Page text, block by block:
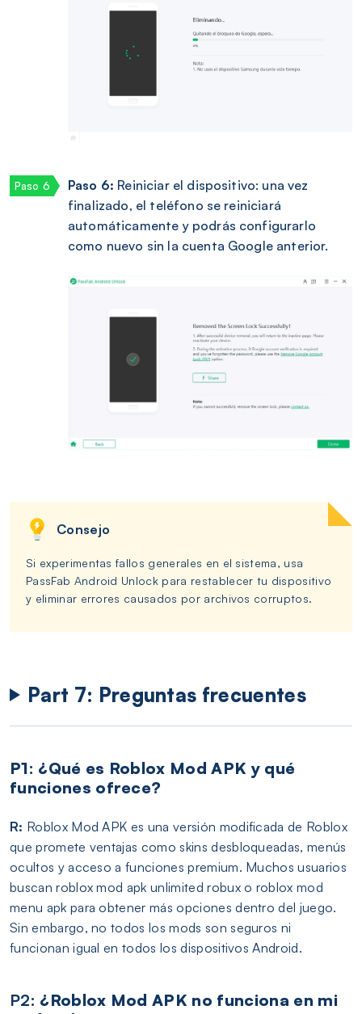
Paso 6: Reiniciar el dispositivo: una vez
finalizado, el teléfono se reiniciará
automáticamente y podrás configurarlo
como nuevo sin la cuenta Google anterior.
Consejo
Si experimentas fallos generales en el sistema, usa
PassFab Android Unlock para restablecer tu dispositivo
y eliminar errores causados por archivos corruptos.
Part 7: Preguntas frecuentes
P1: ¿Qué es Roblox Mod APK y qué
funciones ofrece?
R: Roblox Mod APK es una versión modificada de Roblox
que promete ventajas como skins desbloqueadas, menús
ocultos y acceso a funciones premium. Muchos usuarios
buscan roblox mod apk unlimited robux o roblox mod
menu apk para obtener más opciones dentro del juego.
Sin embargo, no todos los mods son seguros ni
funcionan igual en todos los dispositivos Android.
P2: ¿Roblox Mod APK no funciona en mi